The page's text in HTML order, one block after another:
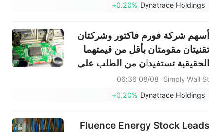
Dynatrace Holdings
+0.20%
أسهم شركة فورم فاكتور وشركتان
تقنيتان مقومتان بأقل من قيمتهما
الحقيقية تستفيدان من الطلب على
البنية التحتية للذكاء الاصطناعي
Simply Wall St
08/08 06:36
Dynatrace Holdings
+0.20%
Fluence Energy Stock Leads